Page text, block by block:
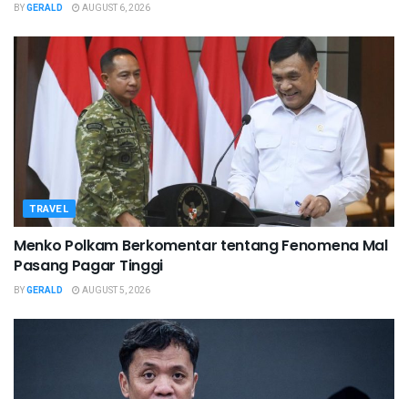
BYGERALD AUGUST 6, 2026
TRAVEL
Menko Polkam Berkomentar tentang Fenomena Mal
Pasang Pagar Tinggi
BYGERALD AUGUST 5, 2026